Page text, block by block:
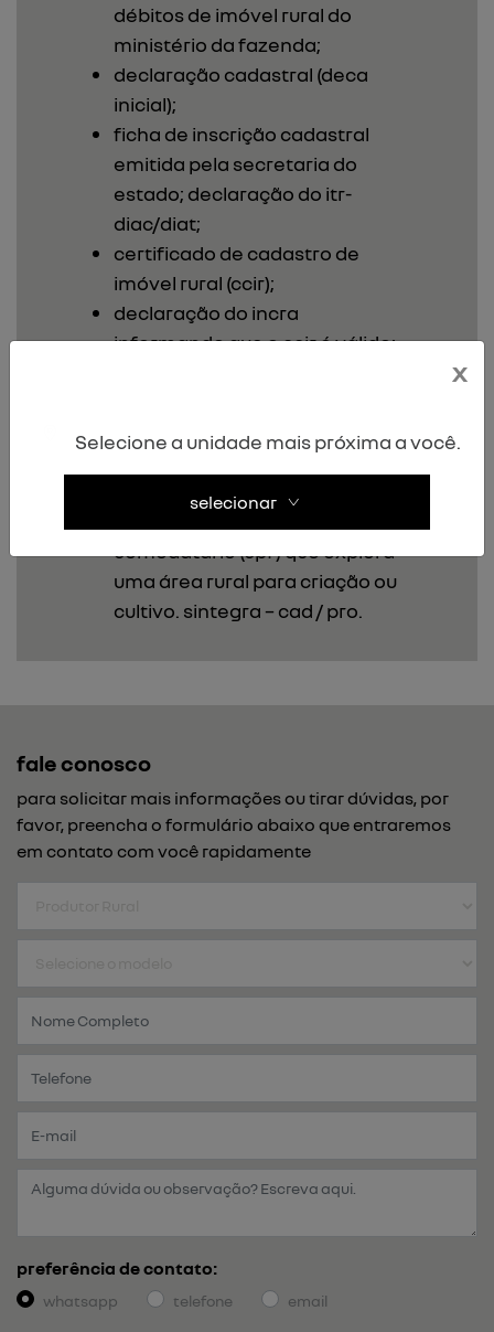
débitos de imóvel rural do
ministério da fazenda;
declaração cadastral (deca
inicial);
ficha de inscrição cadastral
emitida pela secretaria do
estado; declaração do itr-
diac/diat;
certificado de cadastro de
imóvel rural (ccir);
declaração do incra
informando que o ccir é válido;
declaração para cadastro de
imóveis rurais com nome e cpf
do produtor;
comodatário (cpf) que explora
uma área rural para criação ou
cultivo. sintegra – cad / pro.
fale conosco
para solicitar mais informações ou tirar dúvidas, por
favor, preencha o formulário abaixo que entraremos
em contato com você rapidamente
preferência de contato:
whatsapp telefone email
x
Selecione a unidade mais próxima a você.
selecionar